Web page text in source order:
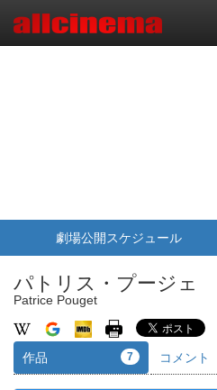
劇場公開スケジュール
パトリス・プージェ
Patrice Pouget
作品 7 コメント